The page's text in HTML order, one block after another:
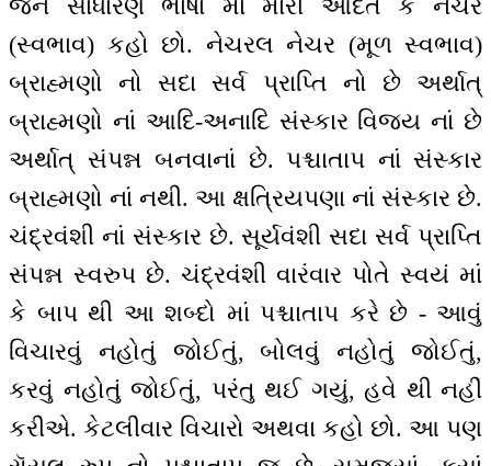
જેને સાધારણ ભાષા માં મારી આદત કે નેચર
(સ્વભાવ) કહો છો. નેચરલ નેચર (મૂળ સ્વભાવ)
બ્રાહ્મણો નો સદા સર્વ પ્રાપ્તિ નો છે અર્થાત્
બ્રાહ્મણો નાં આદિ-અનાદિ સંસ્કાર વિજય નાં છે
અર્થાત્ સંપન્ન બનવાનાં છે. પશ્ચાતાપ નાં સંસ્કાર
બ્રાહ્મણો નાં નથી. આ ક્ષત્રિયપણા નાં સંસ્કાર છે.
ચંદ્રવંશી નાં સંસ્કાર છે. સૂર્યવંશી સદા સર્વ પ્રાપ્તિ
સંપન્ન સ્વરુપ છે. ચંદ્રવંશી વારંવાર પોતે સ્વયં માં
કે બાપ થી આ શબ્દો માં પશ્ચાતાપ કરે છે - આવું
વિચારવું નહોતું જોઈતું, બોલવું નહોતું જોઈતું,
કરવું નહોતું જોઈતું, પરંતુ થઈ ગયું, હવે થી નહીં
કરીએ. કેટલીવાર વિચારો અથવા કહો છો. આ પણ